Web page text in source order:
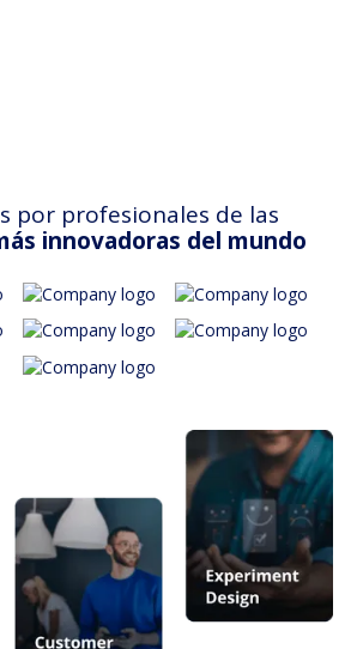
por profesionales de las
innovadoras del mundo